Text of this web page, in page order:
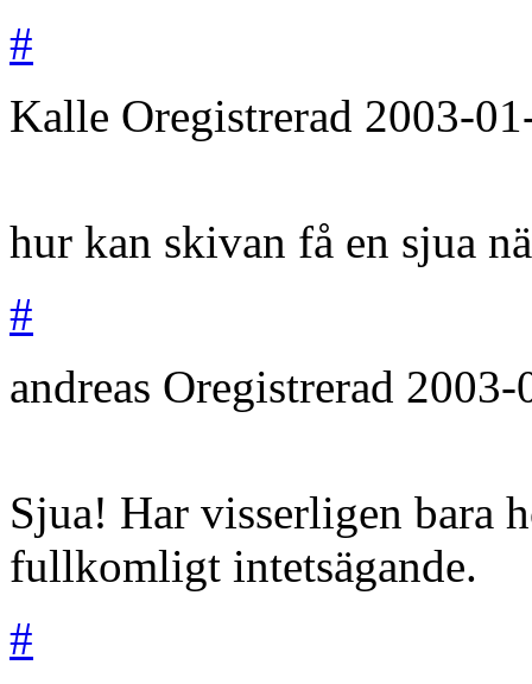
#
Kalle Oregistrerad 2003-
hur kan skivan få en sjua
#
andreas Oregistrerad 2003-
Sjua! Har visserligen bara
fullkomligt intetsägande.
#